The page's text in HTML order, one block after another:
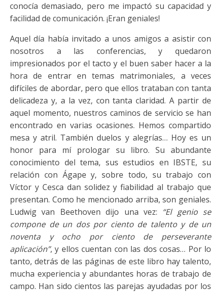
conocía demasiado, pero me impactó su capacidad y
facilidad de comunicación. ¡Eran geniales!
Aquel día había invitado a unos amigos a asistir con
nosotros a las conferencias, y quedaron
impresionados por el tacto y el buen saber hacer a la
hora de entrar en temas matrimoniales, a veces
difíciles de abordar, pero que ellos trataban con tanta
delicadeza y, a la vez, con tanta claridad. A partir de
aquel momento, nuestros caminos de servicio se han
encontrado en varias ocasiones. Hemos compartido
mesa y atril. También duelos y alegrías… Hoy es un
honor para mí prologar su libro. Su abundante
conocimiento del tema, sus estudios en IBSTE, su
relación con Ágape y, sobre todo, su trabajo con
Víctor y Cesca dan solidez y fiabilidad al trabajo que
presentan. Como he mencionado arriba, son geniales.
Ludwig van Beethoven dijo una vez: “El genio se
compone de un dos por ciento de talento y de un
noventa y ocho por ciento de perseverante
aplicación”, y ellos cuentan con las dos cosas… Por lo
tanto, detrás de las páginas de este libro hay talento,
mucha experiencia y abundantes horas de trabajo de
campo. Han sido cientos las parejas ayudadas por los